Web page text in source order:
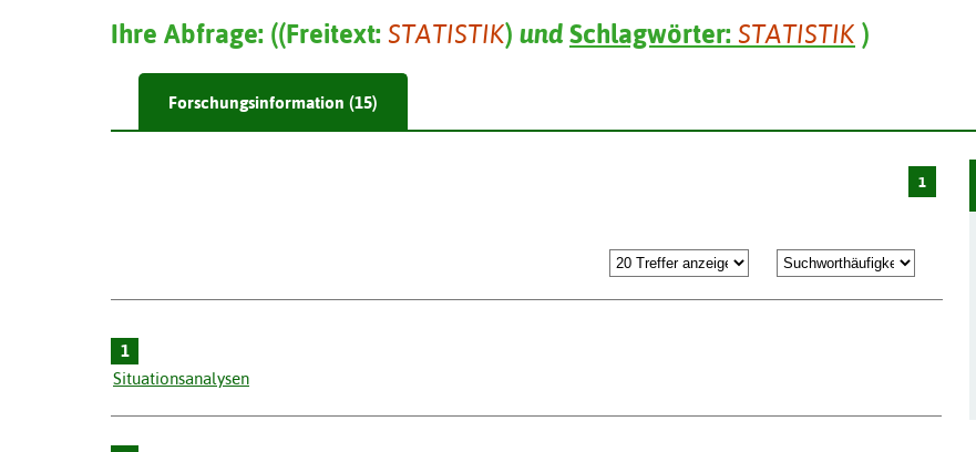
Ihre Abfrage: ((Freitext: STATISTIK) und Schlagwörter: STATISTIK )
Forschungsinformation (15)
1
1
Situationsanalysen